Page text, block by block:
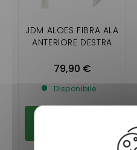
JDM ALOES FIBRA ALA
ANTERIORE DESTRA
79,90 €
Disponibile